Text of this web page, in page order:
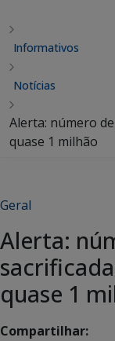
Informativos
Notícias
Alerta: número
quase 1 milhão
Geral
Alerta:
quase 1
Compartilhar: